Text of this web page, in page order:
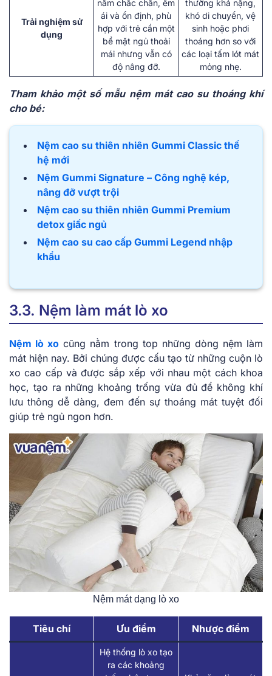
Trải nghiệm sử
dụng
nằm chắc chắn, êm
ái và ổn định, phù
hợp với trẻ cần một
bề mặt ngủ thoải
mái nhưng vẫn có
độ nâng đỡ.
thường khá nặng,
khó di chuyển, vệ
sinh hoặc phơi
thoáng hơn so với
các loại tấm lót mát
mỏng nhẹ.
Tham khảo một số mẫu nệm mát cao su thoáng khí
cho bé:
Nệm cao su thiên nhiên Gummi Classic thế
hệ mới
Nệm Gummi Signature – Công nghệ kép,
nâng đỡ vượt trội
Nệm cao su thiên nhiên Gummi Premium
detox giấc ngủ
Nệm cao su cao cấp Gummi Legend nhập
khẩu
3.3. Nệm làm mát lò xo
Nệm lò xo cũng nằm trong top những dòng nệm làm
mát hiện nay. Bởi chúng được cấu tạo từ những cuộn lò
xo cao cấp và được sắp xếp với nhau một cách khoa
học, tạo ra những khoảng trống vừa đủ để không khí
lưu thông dễ dàng, đem đến sự thoáng mát tuyệt đối
giúp trẻ ngủ ngon hơn.
Nệm mát dạng lò xo
Tiêu chí Ưu điểm Nhược điểm
Hệ thống lò xo tạo
ra các khoảng